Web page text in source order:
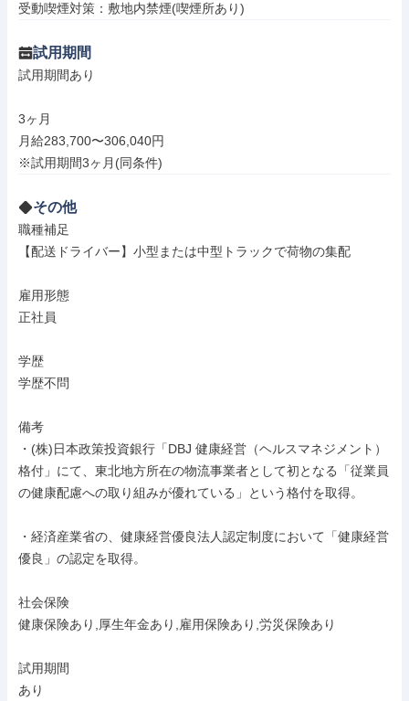
受動喫煙対策：敷地内禁煙(喫煙所あり)
試用期間
試用期間あり
3ヶ月
月給283,700〜306,040円
※試用期間3ヶ月(同条件)
その他
職種補足
【配送ドライバー】小型または中型トラックで荷物の集配
雇用形態
正社員
学歴
学歴不問
備考
・(株)日本政策投資銀行「DBJ 健康経営（ヘルスマネジメント）
格付」にて、東北地方所在の物流事業者として初となる「従業員
の健康配慮への取り組みが優れている」という格付を取得。
・経済産業省の、健康経営優良法人認定制度において「健康経営
優良」の認定を取得。
社会保険
健康保険あり,厚生年金あり,雇用保険あり,労災保険あり
試用期間
あり